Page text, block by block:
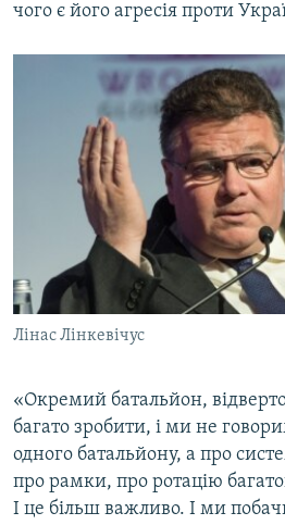
чого є його агресія проти
Лінас Лінкевічус
«Окремий батальйон,
багато зробити, і ми не
одного батальйону, а про
про рамки, про ротацію
І це більш важливо. І ми